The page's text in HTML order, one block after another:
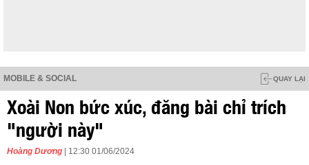
MOBILE & SOCIAL QUAY LẠI
Xoài Non bức xúc, đăng bài chỉ trích
"người này"
Hoàng Dương | 12:30 01/06/2024